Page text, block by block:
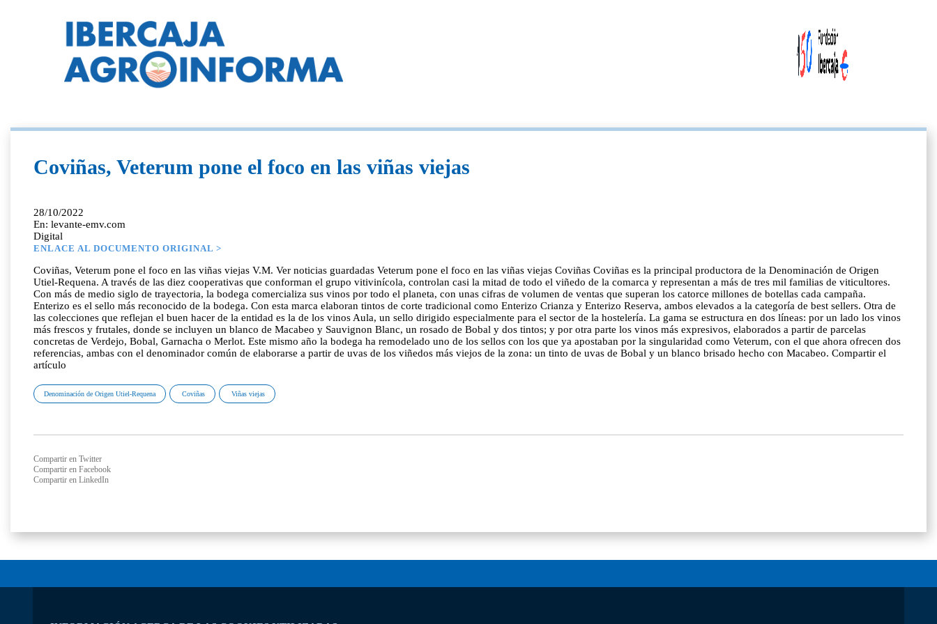
Coviñas, Veterum pone el foco en las viñas viejas
28/10/2022
En: levante-emv.com
Digital
ENLACE AL DOCUMENTO ORIGINAL >
Coviñas, Veterum pone el foco en las viñas viejas V.M. Ver noticias guardadas Veterum pone el foco en las viñas viejas Coviñas Coviñas es la principal productora de la Denominación de Origen
Utiel-Requena. A través de las diez cooperativas que conforman el grupo vitivinícola, controlan casi la mitad de todo el viñedo de la comarca y representan a más de tres mil familias de viticultores.
Con más de medio siglo de trayectoria, la bodega comercializa sus vinos por todo el planeta, con unas cifras de volumen de ventas que superan los catorce millones de botellas cada campaña.
Enterizo es el sello más reconocido de la bodega. Con esta marca elaboran tintos de corte tradicional como Enterizo Crianza y Enterizo Reserva, ambos elevados a la categoría de best sellers. Otra de
las colecciones que reflejan el buen hacer de la entidad es la de los vinos Aula, un sello dirigido especialmente para el sector de la hostelería. La gama se estructura en dos líneas: por un lado los vinos
más frescos y frutales, donde se incluyen un blanco de Macabeo y Sauvignon Blanc, un rosado de Bobal y dos tintos; y por otra parte los vinos más expresivos, elaborados a partir de parcelas
concretas de Verdejo, Bobal, Garnacha o Merlot. Este mismo año la bodega ha remodelado uno de los sellos con los que ya apostaban por la singularidad como Veterum, con el que ahora ofrecen dos
referencias, ambas con el denominador común de elaborarse a partir de uvas de los viñedos más viejos de la zona: un tinto de uvas de Bobal y un blanco brisado hecho con Macabeo. Compartir el
artículo
Denominación de Origen Utiel-Requena Coviñas Viñas viejas
Compartir en Twitter
Compartir en Facebook
Compartir en LinkedIn